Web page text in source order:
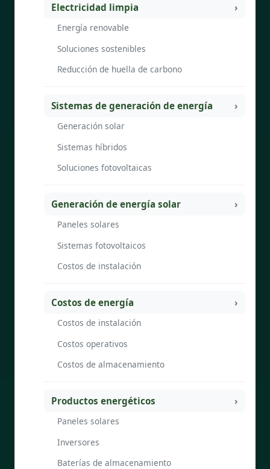
Electricidad limpia
Energía renovable
Soluciones sostenibles
Reducción de huella de carbono
Sistemas de generación de energía
Generación solar
Sistemas híbridos
Soluciones fotovoltaicas
Generación de energía solar
Paneles solares
Sistemas fotovoltaicos
Costos de instalación
Costos de energía
Costos de instalación
Costos operativos
Costos de almacenamiento
Productos energéticos
Paneles solares
Inversores
Baterías de almacenamiento